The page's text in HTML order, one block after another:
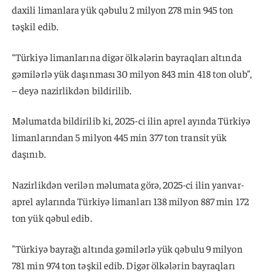
daxili limanlara yük qəbulu 2 milyon 278 min 945 ton
təşkil edib.
“Türkiyə limanlarına digər ölkələrin bayraqları altında
gəmilərlə yük daşınması 30 milyon 843 min 418 ton olub”,
– deyə nazirlikdən bildirilib.
Məlumatda bildirilib ki, 2025-ci ilin aprel ayında Türkiyə
limanlarından 5 milyon 445 min 377 ton transit yük
daşınıb.
Nazirlikdən verilən məlumata görə, 2025-ci ilin yanvar-
aprel aylarında Türkiyə limanları 138 milyon 887 min 172
ton yük qəbul edib.
"Türkiyə bayrağı altında gəmilərlə yük qəbulu 9 milyon
781 min 974 ton təşkil edib. Digər ölkələrin bayraqları